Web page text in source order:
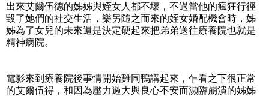
出來艾爾伍德的姊姊與姪女人都不壞，不過當他的瘋狂行徑
毀了她們的社交生活，樂另隨之而來的姪女婚配機會時，姊
姊為了女兒的未來還是決定硬起來把弟弟送往療養院也就是
精神病院。
電影來到療養院後事情開始雞同鴨講起來，乍看之下很正常
的艾爾伍得，和因為壓力過大與良心不安而瀕臨崩潰的姊姊